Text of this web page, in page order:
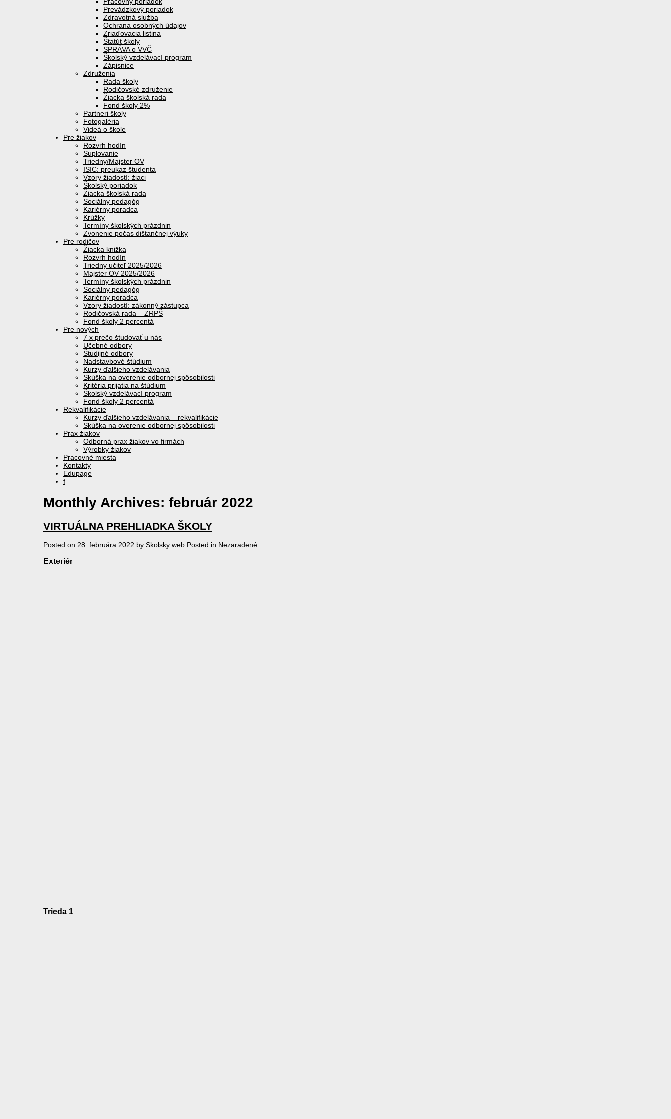
Prevádzkový poriadok
Zdravotná služba
Ochrana osobných údajov
Zriaďovacia listina
Štatút školy
SPRÁVA o VVČ
Školský vzdelávací program
Zápisnice
Združenia
Rada školy
Rodičovské združenie
Žiacka školská rada
Fond školy 2%
Partneri školy
Fotogaléria
Videá o škole
Pre žiakov
Rozvrh hodín
Suplovanie
Triedny/Majster OV
ISIC: preukaz študenta
Vzory žiadostí: žiaci
Školský poriadok
Žiacka školská rada
Sociálny pedagóg
Kariérny poradca
Krúžky
Termíny školských prázdnin
Zvonenie počas dištančnej výuky
Pre rodičov
Žiacka knižka
Rozvrh hodín
Triedny učiteľ 2025/2026
Majster OV 2025/2026
Termíny školských prázdnin
Sociálny pedagóg
Kariérny poradca
Vzory žiadostí: zákonný zástupca
Rodičovská rada – ZRPŠ
Fond školy 2 percentá
Pre nových
7 x prečo študovať u nás
Učebné odbory
Študijné odbory
Nadstavbové štúdium
Kurzy ďalšieho vzdelávania
Skúška na overenie odbornej spôsobilosti
Kritéria prijatia na štúdium
Školský vzdelávací program
Fond školy 2 percentá
Rekvalifikácie
Kurzy ďalšieho vzdelávania – rekvalifikácie
Skúška na overenie odbornej spôsobilosti
Prax žiakov
Odborná prax žiakov vo firmách
Výrobky žiakov
Pracovné miesta
Kontakty
Edupage
f
Monthly Archives: február 2022
VIRTUÁLNA PREHLIADKA ŠKOLY
Posted on 28. februára 2022 by Skolsky web Posted in Nezaradené
Exteriér
Trieda 1